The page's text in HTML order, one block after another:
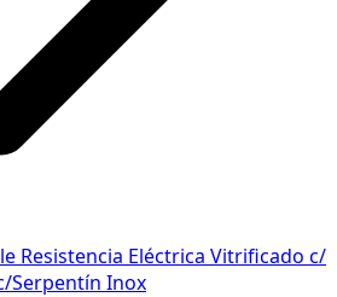
Resistencia Eléctrica Vitrificado c/
Serpentín Inox